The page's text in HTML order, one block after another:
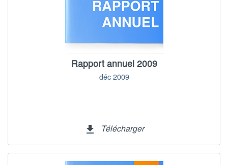
Rapport annuel 2009
déc 2009
file_download Télécharger